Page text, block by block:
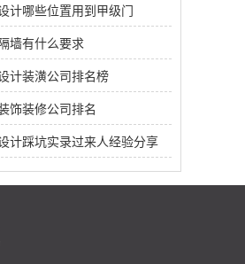
计哪些位置用到甲级门
墙有什么要求
计装潢公司排名榜
饰装修公司排名
计踩坑实录过来人经验分享